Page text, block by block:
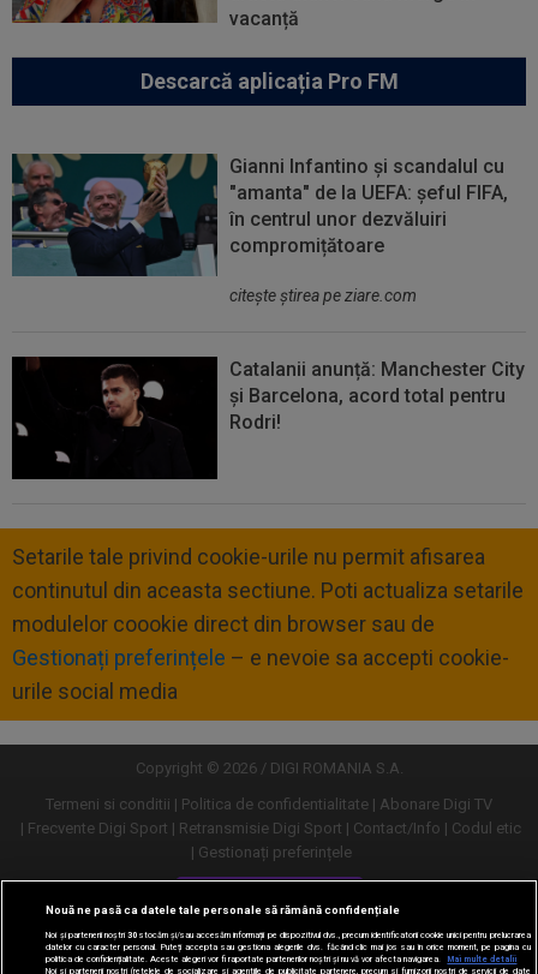
vacanță
Descarcă aplicația Pro FM
Gianni Infantino și scandalul cu
"amanta" de la UEFA: șeful FIFA,
în centrul unor dezvăluiri
compromițătoare
citeşte ştirea pe ziare.com
Catalanii anunță: Manchester City
și Barcelona, acord total pentru
Rodri!
Setarile tale privind cookie-urile nu permit afisarea
continutul din aceasta sectiune. Poti actualiza setarile
modulelor coookie direct din browser sau de
Gestionați preferințele – e nevoie sa accepti cookie-
urile social media
Copyright © 2026 / DIGI ROMANIA S.A.
Termeni si conditii
Politica de confidentialitate
Abonare Digi TV
Frecvente Digi Sport
Retransmisie Digi Sport Contact/Info
Codul etic
Gestionați preferințele
Versiune desktop
Nouă ne pasă ca datele tale personale să rămână confidențiale
Noi și partenerii noștri30stocăm și/sau accesăm informații pe dispozitivul dvs., precum identificatorii cookie unici pentru prelucrarea
datelor cu caracter personal. Puteți accepta sau gestiona alegerile dvs. făcând clic mai jos sau în orice moment, pe pagina cu
politica de confidențialitate. Aceste alegeri vor fi raportate partenerilor noștri și nu vă vor afecta navigarea.
Mai multe detalii
Noi si partenerii nostri (retelele de socializare si agentiile de publicitate partenere, precum si furnizorii nostri de servicii de date